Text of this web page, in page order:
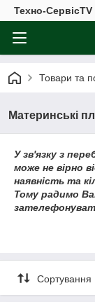
Техно-СервісTV
Товари та
Материнські
У зв'язку з
може не вірно
наявність та
Тому радимо
Сортування